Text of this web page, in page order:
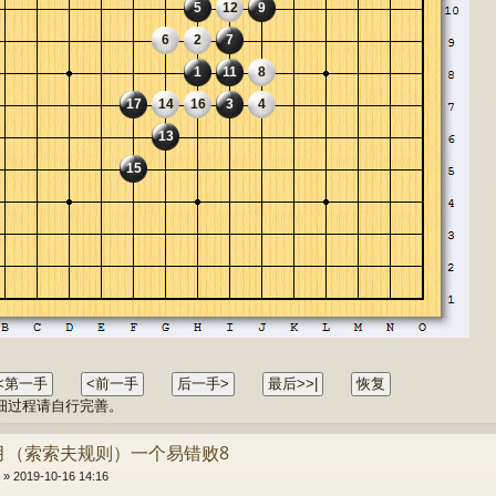
5 12 9
6 2 7
1 11 8
17 14 16 3 4
13
15
过程请自行完善。
（索索夫规则）一个易错败8
» 2019-10-16 14:16